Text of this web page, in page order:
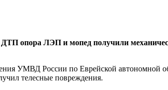
опора ЛЭП и мопед получили
УМВД России по Еврейской автономной
телесные повреждения.